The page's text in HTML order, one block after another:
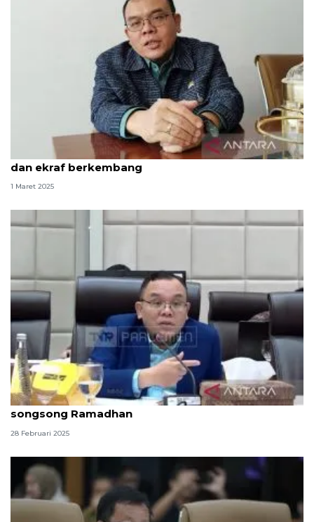
Komisi VII DPR sebut Ramadhan jadi potensi UMKM
dan ekraf berkembang
1 Maret 2025
Ketua Komisi VII apresiasi pemerintah yang siaga
songsong Ramadhan
28 Februari 2025